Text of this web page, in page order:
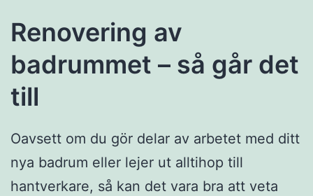
Renovering av
badrummet – så går det
till
Oavsett om du gör delar av arbetet med ditt
nya badrum eller lejer ut alltihop till
hantverkare, så kan det vara bra att veta